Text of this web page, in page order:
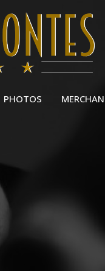
PHOTOS